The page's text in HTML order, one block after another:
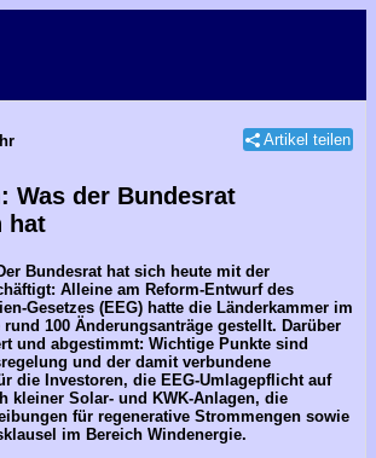
Artikel teilen
Was der Bundesrat
hat
Bundesrat hat sich heute mit der
Alleine am Reform-Entwurf des
Gesetzes (EEG) hatte die Länderkammer im
rund 100 Änderungsanträge gestellt. Darüber
und abgestimmt: Wichtige Punkte sind
und der damit verbundene
die Investoren, die EEG-Umlagepflicht auf
kleiner Solar- und KWK-Anlagen, die
für regenerative Strommengen sowie
im Bereich Windenergie.